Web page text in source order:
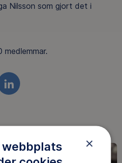
Nilsson som gjort det i
LINKEDIN
medlem
×
webbplats